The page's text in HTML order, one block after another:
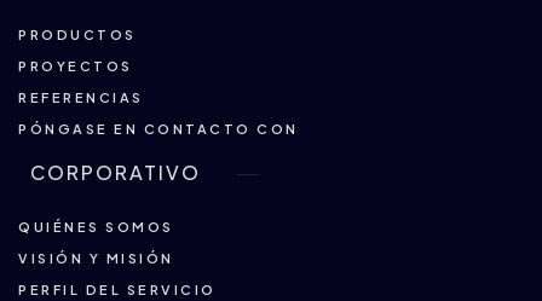
PRODUCTOS
PROYECTOS
REFERENCIAS
PÓNGASE EN CONTACTO CON
CORPORATIVO
QUIÉNES SOMOS
VISIÓN Y MISIÓN
PERFIL DEL SERVICIO